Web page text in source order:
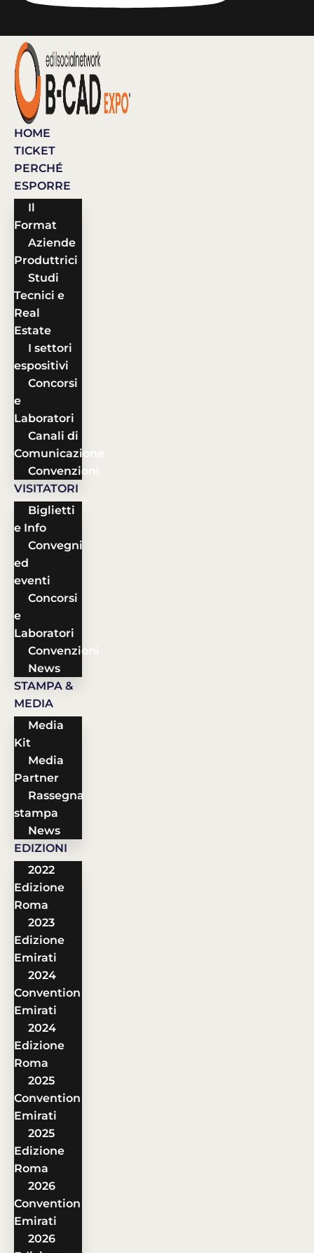
HOME
TICKET
PERCHÉ
ESPORRE
Il
Format
Aziende
Produttrici
Studi
Tecnici e
Real
Estate
I settori
espositivi
Concorsi
e
Laboratori
Canali di
Comunicazione
Convenzioni
VISITATORI
Biglietti
e Info
Convegni
ed
eventi
Concorsi
e
Laboratori
Convenzioni
News
STAMPA &
MEDIA
Media
Kit
Media
Partner
Rassegna
stampa
News
EDIZIONI
2022
Edizione
Roma
2023
Edizione
Emirati
2024
Convention
Emirati
2024
Edizione
Roma
2025
Convention
Emirati
2025
Edizione
Roma
2026
Convention
Emirati
2026